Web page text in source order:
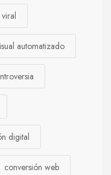
automatizado
digital
conversión web